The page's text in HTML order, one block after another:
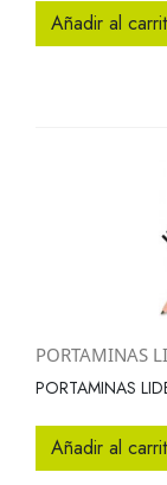
Añadir al
PORTAMINAS
PORTAMINAS
Añadir al